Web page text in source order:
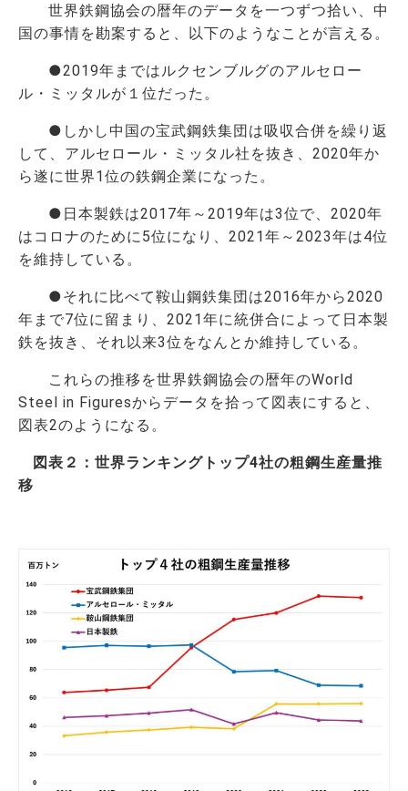
世界鉄鋼協会の暦年のデータを一つずつ拾い、中
国の事情を勘案すると、以下のようなことが言える。
●2019年まではルクセンブルグのアルセロー
ル・ミッタルが１位だった。
●しかし中国の宝武鋼鉄集団は吸収合併を繰り返
して、アルセロール・ミッタル社を抜き、2020年か
ら遂に世界1位の鉄鋼企業になった。
●日本製鉄は2017年～2019年は3位で、2020年
はコロナのために5位になり、2021年～2023年は4位
を維持している。
●それに比べて鞍山鋼鉄集団は2016年から2020
年まで7位に留まり、2021年に統併合によって日本製
鉄を抜き、それ以来3位をなんとか維持している。
これらの推移を世界鉄鋼協会の暦年のWorld
Steel in Figuresからデータを拾って図表にすると、
図表2のようになる。
図表２：世界ランキングトップ4社の粗鋼生産量推
移